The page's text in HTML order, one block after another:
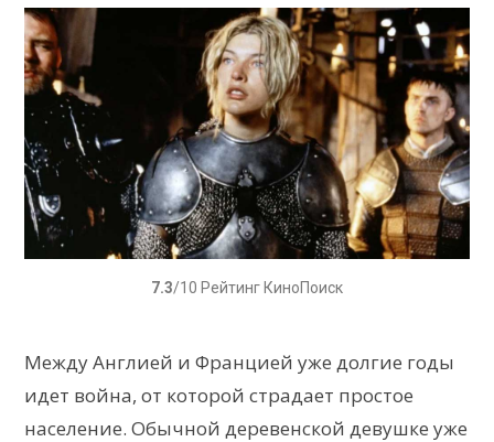
7.3/10 Рейтинг КиноПоиск
Между Англией и Францией уже долгие годы
идет война, от которой страдает простое
население. Обычной деревенской девушке уже